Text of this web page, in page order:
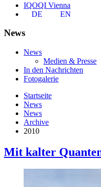
IQOQI Vienna
DE
EN
News
News
Medien & Presse
In den Nachrichten
Fotogalerie
Startseite
News
News
Archive
2010
Mit kalter